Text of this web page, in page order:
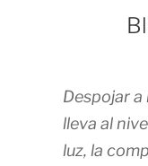
Despojar a
lleva al
luz, la